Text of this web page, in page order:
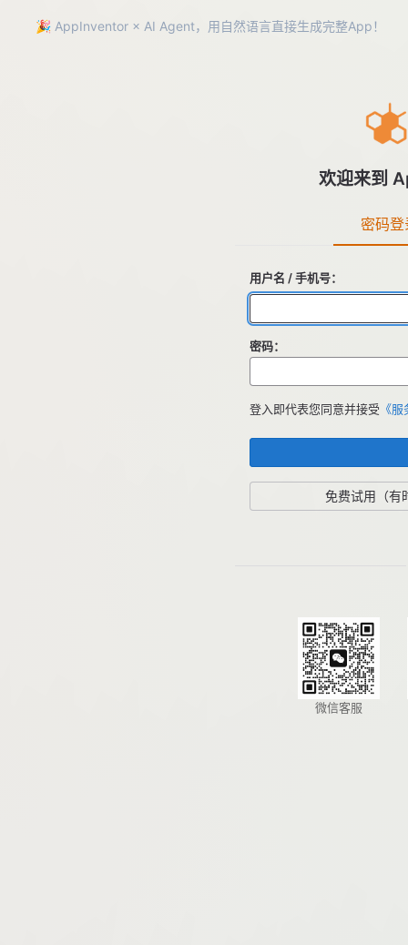
🎉 AppInventor × AI Agent，用自然语言直接生成完整App！
欢迎来到
密码登
用户名 / 手机号：
密码：
登入即代表您同意并接受 《
免费试用（有
微信客服